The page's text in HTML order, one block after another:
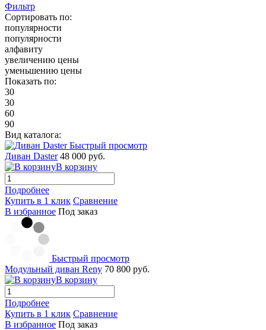
Фильтр
Сортировать по:
популярности
популярности
алфавиту
увеличению цены
уменьшению цены
Показать по:
30
30
60
90
Вид каталога:
Быстрый просмотр
Диван Daster 48 000 руб.
В корзину
Подробнее
Купить в 1 клик Сравнение
В избранное Под заказ
Быстрый просмотр
Модульный диван Reny 70 800 руб.
В корзину
Подробнее
Купить в 1 клик Сравнение
В избранное Под заказ